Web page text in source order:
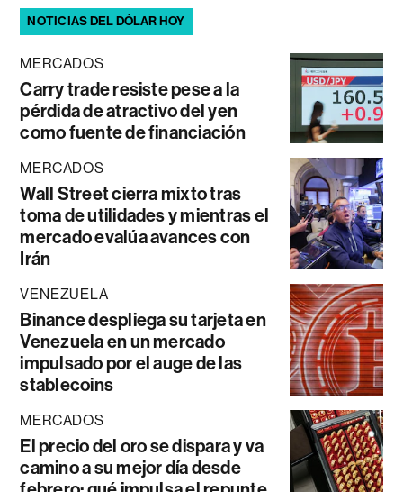
NOTICIAS DEL DÓLAR HOY
MERCADOS
Carry trade resiste pese a la
pérdida de atractivo del yen
como fuente de financiación
MERCADOS
Wall Street cierra mixto tras
toma de utilidades y mientras el
mercado evalúa avances con
Irán
VENEZUELA
Binance despliega su tarjeta en
Venezuela en un mercado
impulsado por el auge de las
stablecoins
MERCADOS
El precio del oro se dispara y va
camino a su mejor día desde